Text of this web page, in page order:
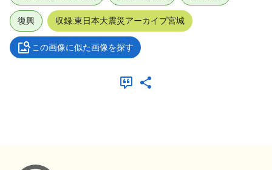
復興 収録:東日本大震災アーカイブ宮城
この画像に似た画像を探す